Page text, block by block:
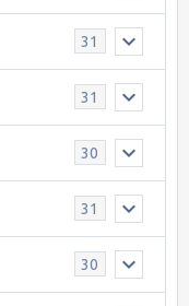
31
31
30
31
30